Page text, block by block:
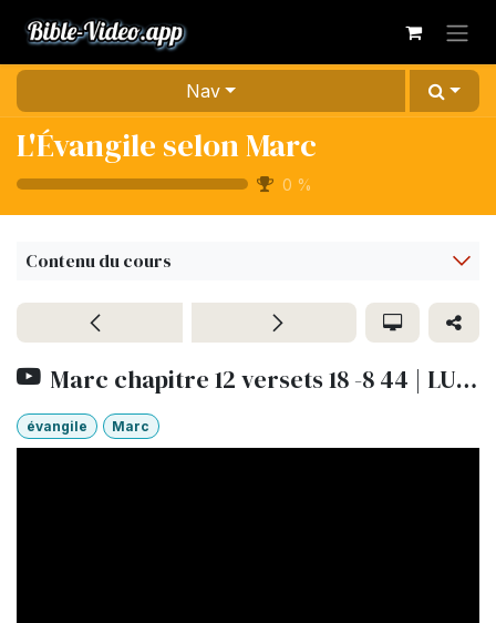
Nav
L'Évangile selon Marc
0 %
Contenu du cours
Marc chapitre 12 versets 18 -8 44 | LUMO
évangile Marc